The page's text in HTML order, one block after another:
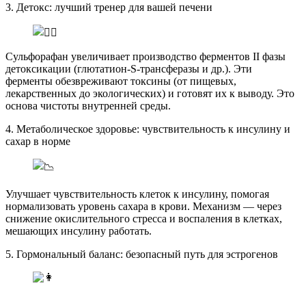
3. Детокс: лучший тренер для вашей печени
Сульфорафан увеличивает производство ферментов II фазы
детоксикации (глютатион-S-трансферазы и др.). Эти
ферменты обезвреживают токсины (от пищевых,
лекарственных до экологических) и готовят их к выводу. Это
основа чистоты внутренней среды.
4. Метаболическое здоровье: чувствительность к инсулину и
сахар в норме
Улучшает чувствительность клеток к инсулину, помогая
нормализовать уровень сахара в крови. Механизм — через
снижение окислительного стресса и воспаления в клетках,
мешающих инсулину работать.
5. Гормональный баланс: безопасный путь для эстрогенов